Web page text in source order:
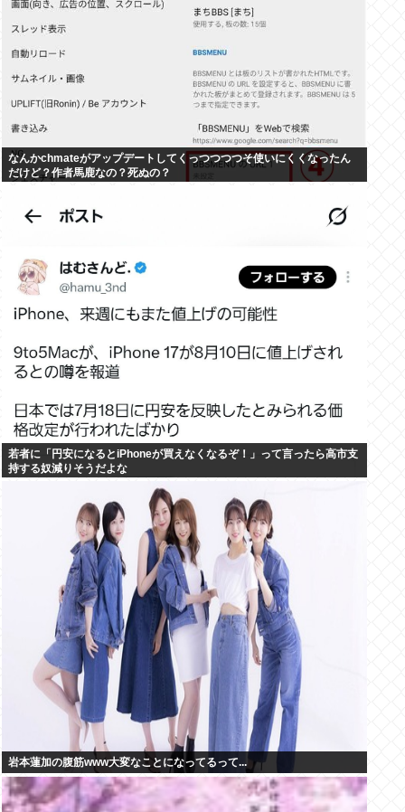
なんかchmateがアップデートしてくっつつつつそ使いにくくなったん
だけど？作者馬鹿なの？死ぬの？
若者に「円安になるとiPhoneが買えなくなるぞ！」って言ったら高市支
持する奴減りそうだよな
岩本蓮加の腹筋www大変なことになってるって...